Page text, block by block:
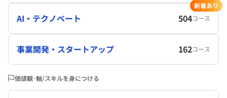
AI・テクノベート 504コース
新着あり
事業開発・スタートアップ 162コース
価値観･軸/スキルを身につける